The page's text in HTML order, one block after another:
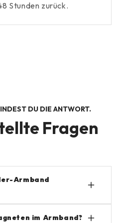
Stunden zurück.
DU DIE ANTWORT.
Fragen
Armband
und schweißfest,
im Armband?